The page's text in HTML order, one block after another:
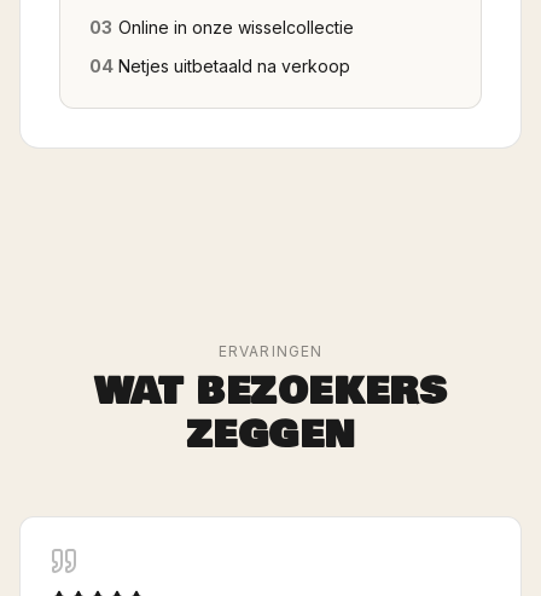
03 Online in onze wisselcollectie
04 Netjes uitbetaald na verkoop
ERVARINGEN
WAT BEZOEKERS
ZEGGEN